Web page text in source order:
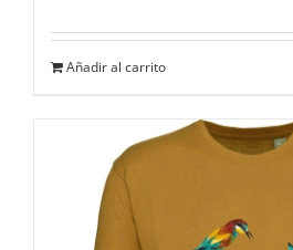
Añadir al carrito